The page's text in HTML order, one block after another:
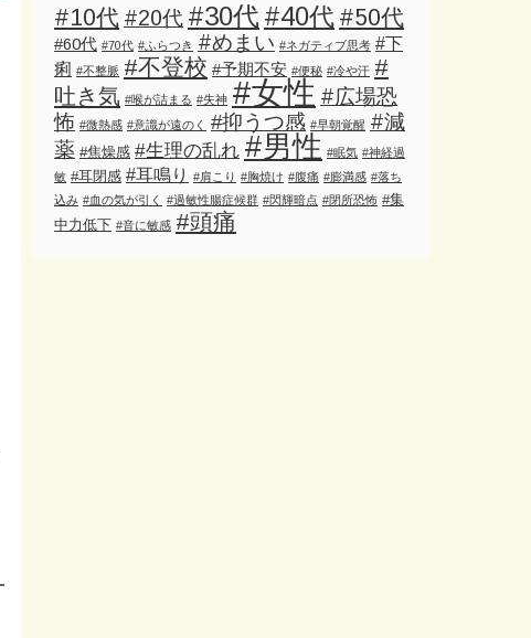
#10代 #20代 #30代 #40代 #50代
#60代 #70代 #ふらつき #めまい #ネガティブ思考 #下
痢 #不整脈 #不登校 #予期不安 #便秘 #冷や汗 #
吐き気 #喉が詰まる #失神 #女性 #広場恐
怖 #微熱感 #意識が遠のく #抑うつ感 #早朝覚醒 #減
薬 #焦燥感 #生理の乱れ #男性 #眠気 #神経過
敏 #耳閉感 #耳鳴り #肩こり #胸焼け #腹痛 #膨満感 #落ち
込み #血の気が引く #過敏性腸症候群 #閃輝暗点 #閉所恐怖 #集
中力低下 #音に敏感 #頭痛